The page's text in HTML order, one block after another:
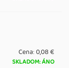
Cena:0,08 €
SKLADOM: ÁNO